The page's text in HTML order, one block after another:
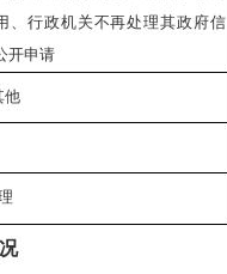
、行政机关不再处理其政府信
开申请
他